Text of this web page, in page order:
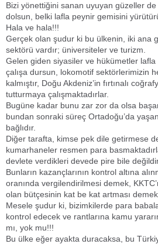
Bizi yönettiğini sanan uyuyan güzeller
dolsun, belki lafla peynir gemisini
Hala ve hala!!!
Gerçek olan şudur ki bu ülkenin, iki ana
sektörü vardır; üniversiteler ve turizm.
Gelen giden siyasiler ve hükümetler
çalışa dursun, lokomotif sektörlerimizin
kalmıştır, Doğu Akdeniz’in fırtınalı
tutturmaya çalışmaktadırlar.
Bugüne kadar bunu zar zor da olsa
bundan sonraki süreç Ortadoğu’da
bağlıdır.
Diğer tarafta, kimse pek dile getirmese
kumarhaneler resmen para
devlete verdikleri devede pire bile
Bunların kazançlarının kontrol altına
oranında vergilendirilmesi demek,
olan bütçesinin kat be kat artması
Mesele şudur ki, bizimkilerde para
kontrol edecek ve rantlarına kamu
mı, yok mu!!!
Bu ülke eğer ayakta duracaksa, bu